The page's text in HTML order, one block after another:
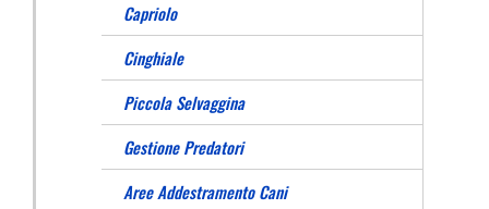
Capriolo
Cinghiale
Piccola Selvaggina
Gestione Predatori
Aree Addestramento Cani